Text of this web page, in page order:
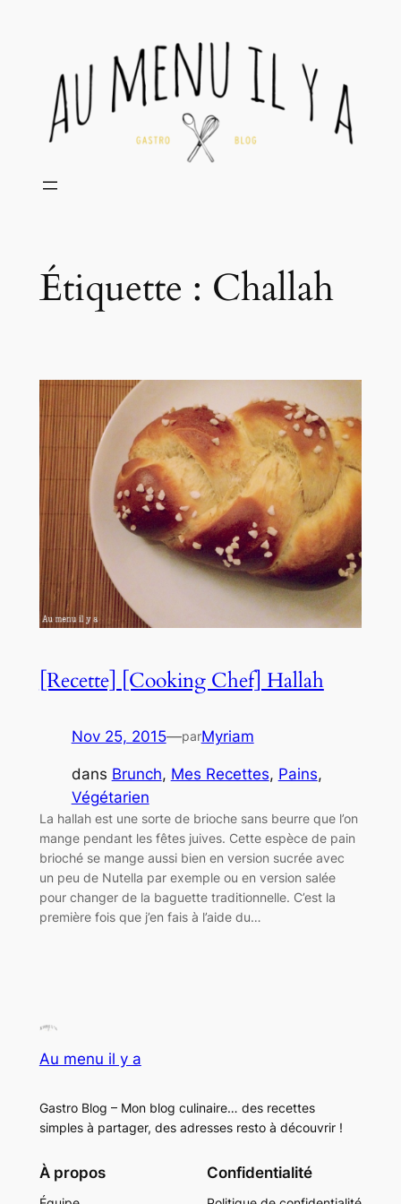
Étiquette : Challah
[Recette] [Cooking Chef] Hallah
Nov 25, 2015—parMyriam
dans Brunch, Mes Recettes, Pains
Végétarien
La hallah est une sorte de brioche sans beurre que l’on
mange pendant les fêtes juives. Cette espèce de pain
brioché se mange aussi bien en version sucrée avec
un peu de Nutella par exemple ou en version salée
pour changer de la baguette traditionnelle. C’est la
première fois que j’en fais à l’aide du…
Au menu il y a
Gastro Blog – Mon blog culinaire… des recettes
simples à partager, des adresses resto à découvrir !
À propos Confidentialité